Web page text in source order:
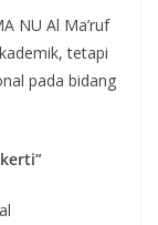
NU Al Ma’ruf
tetapi
pada bidang